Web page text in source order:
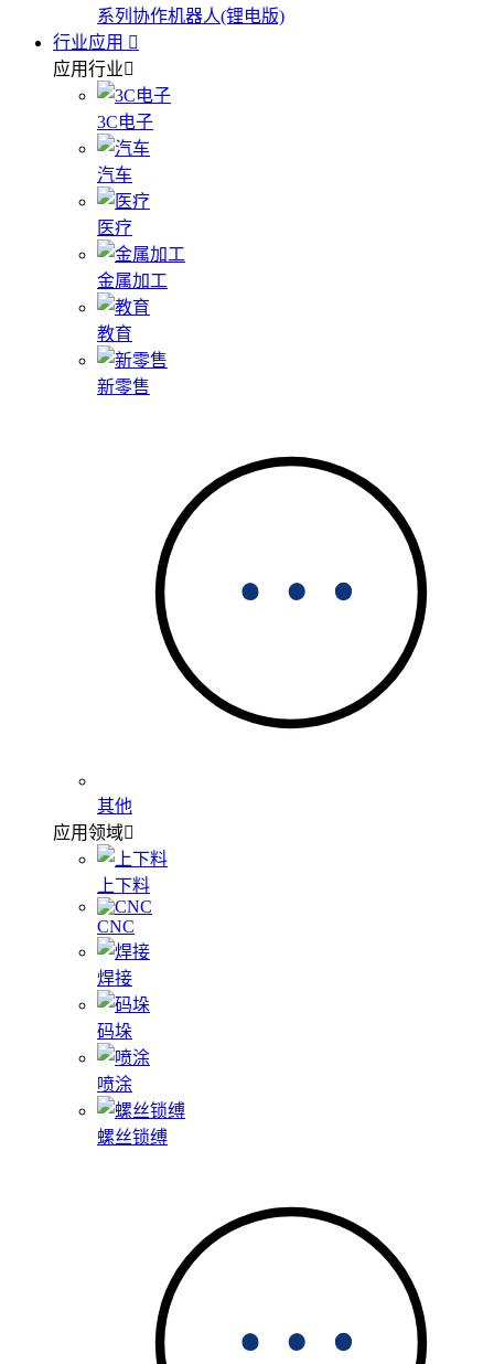
系列协作机器人(锂电版)
行业应用
应用行业
3C电子
汽车
医疗
金属加工
教育
新零售
其他
应用领域
上下料
CNC
焊接
码垛
喷涂
螺丝锁缚